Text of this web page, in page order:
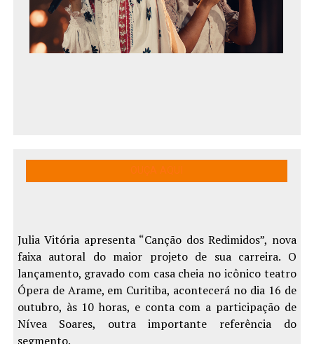
Julia Vitória apresenta “Canção dos Redimidos”, nova
faixa autoral do maior projeto de sua carreira. O
lançamento, gravado com casa cheia no icônico teatro
Ópera de Arame, em Curitiba, acontecerá no dia 16 de
outubro, às 10 horas, e conta com a participação de
Nívea Soares, outra importante referência do
segmento.